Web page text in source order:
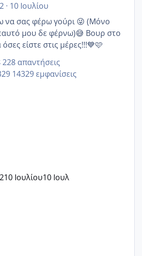
· 10 Ιουλίου
να σας φέρω γούρι 😜 (Μόνο
μου δε φέρνω)😅 Βουρ στο
είστε στις μέρες!!!💙🩷
228 απαντήσεις
14329 εμφανίσεις
10 Ιουλίου10 Ιουλ